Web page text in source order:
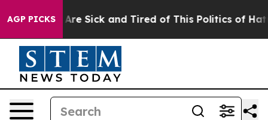
AGP PICKSAre Sick and Tired of This Politics of Hatred”